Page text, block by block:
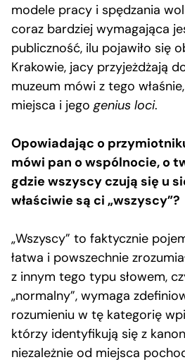
modele pracy i spędzania
coraz bardziej wymagająca
publiczność, ilu pojawiło się
Krakowie, jacy przyjeżdżają
muzeum mówi z tego
miejsca i jego genius loci.
Opowiadając o
mówi pan o wspólnocie, o
gdzie wszyscy czują się u
właściwie są ci „wszyscy”?
„Wszyscy” to faktycznie
łatwa i powszechnie
z innym tego typu słowem,
„normalny”, wymaga
rozumieniu w tę kategorię
którzy identyfikują się z
niezależnie od miejsca